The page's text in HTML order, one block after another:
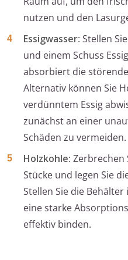
nutzen und den
Essigwasser: Stellen
und einem Schuss
absorbiert die
Alternativ können Sie
verdünntem Essig
zunächst an einer
Schäden zu vermeiden.
Holzkohle: Zerbrechen
Stücke und legen Sie
Stellen Sie die
eine starke
effektiv binden.